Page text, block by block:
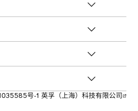
号-1 英孚（上海）科技有限公司